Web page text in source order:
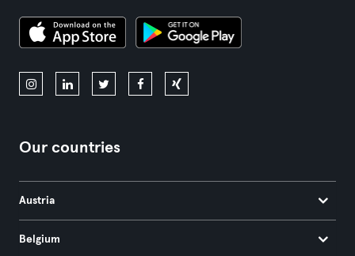
Our countries
Austria
Belgium